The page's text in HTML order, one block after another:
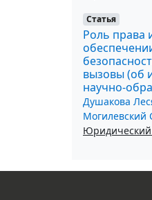
Статья
Роль права
вызовы (об
научно-
Душакова
Могилевский